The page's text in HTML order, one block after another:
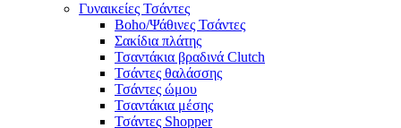
Γυναικείες Τσάντες
Boho/Ψάθινες Τσάντες
Σακίδια πλάτης
Τσαντάκια βραδινά Clutch
Τσάντες θαλάσσης
Τσάντες ώμου
Τσαντάκια μέσης
Τσάντες Shopper